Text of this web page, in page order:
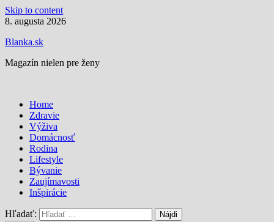
Skip to content
8. augusta 2026
Blanka.sk
Magazín nielen pre ženy
Home
Zdravie
Výživa
Domácnosť
Rodina
Lifestyle
Bývanie
Zaujímavosti
Inšpirácie
Hľadať: